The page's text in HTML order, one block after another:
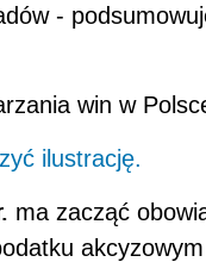
-
win w
ilustrację.
ma zacząć
akcyzowym